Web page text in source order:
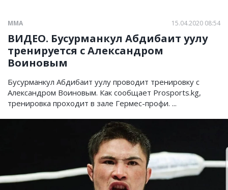
ММА 15.04.2020 08:54
ВИДЕО. Бусурманкул Абдибаит уулу
тренируется с Александром
Воиновым
Бусурманкул Абдибаит уулу проводит тренировку с
Александром Воиновым. Как сообщает Prosports.kg,
тренировка проходит в зале Гермес-профи. ...